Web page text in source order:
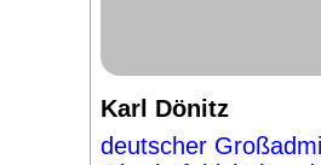
Karl Dönitz
deutscher